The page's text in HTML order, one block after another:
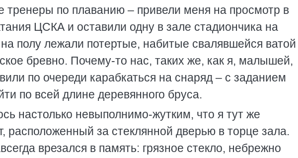
по плаванию – привели меня на просмотр в
ЦСКА и оставили одну в зале стадиончика на
полу лежали потертые, набитые свалявшейся
бревно. Почему-то нас, таких же, как я, малышей,
по очереди карабкаться на снаряд – с заданием
по всей длине деревянного бруса.
настолько невыполнимо-жутким, что я тут же
расположенный за стеклянной дверью в торце зала.
врезался в память: грязное стекло, небрежно